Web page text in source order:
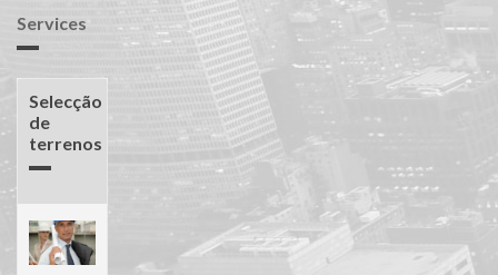
Services
Selecção
de
terrenos